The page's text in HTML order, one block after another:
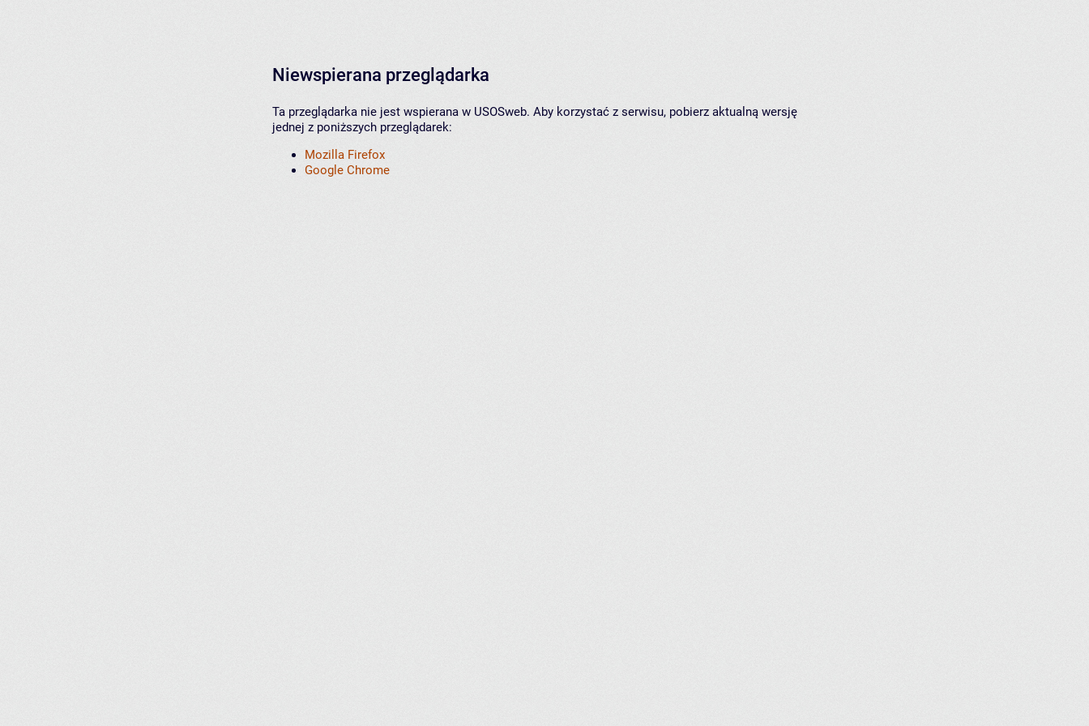
Niewspierana przeglądarka
Ta przeglądarka nie jest wspierana w USOSweb. Aby korzystać z serwisu, pobierz aktualną wersję
jednej z poniższych przeglądarek:
Mozilla Firefox
Google Chrome